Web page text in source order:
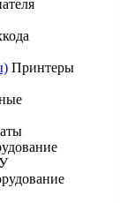
Принтеры